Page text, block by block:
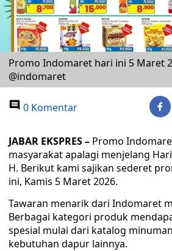
Promo Indomaret hari ini 5 Maret
@indomaret
0 Komentar
JABAR EKSPRES – Promo
masyarakat apalagi menjelang
H. Berikut kami sajikan sederet
ini, Kamis 5 Maret 2026.
Tawaran menarik dari Indomaret
Berbagai kategori produk
spesial mulai dari katalog
kebutuhan dapur lainnya.